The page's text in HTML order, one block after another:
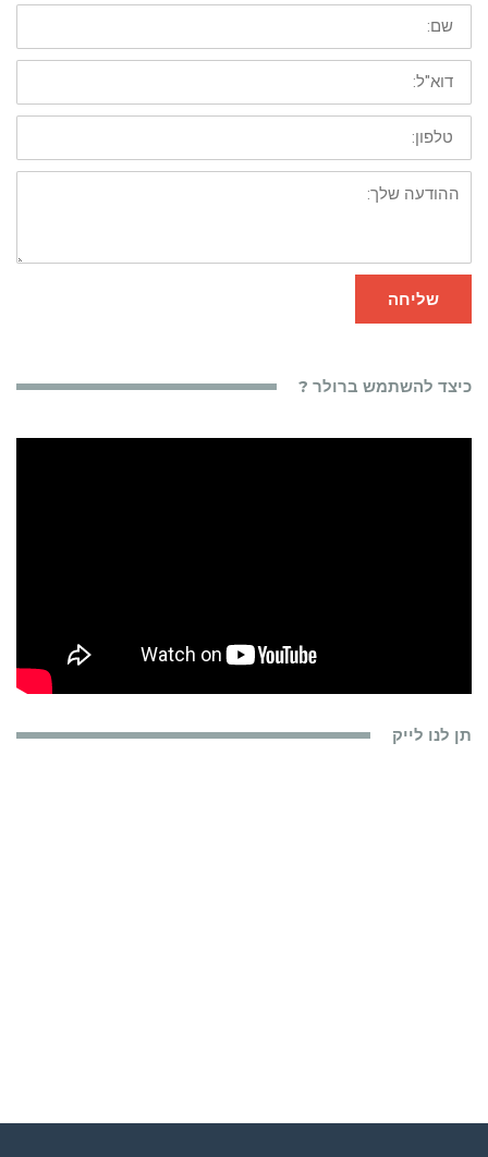
שם:
דוא"ל:
טלפון:
ההודעה
שלך:
שליחה
כיצד להשתמש ברולר ?
תן לנו לייק